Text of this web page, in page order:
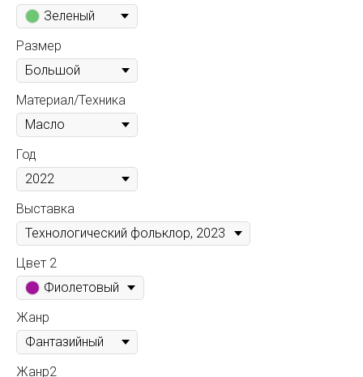
Зеленый
Размер
Материал/Техника
Год
Выставка
Цвет 2
Фиолетовый
Жанр
Жанр2